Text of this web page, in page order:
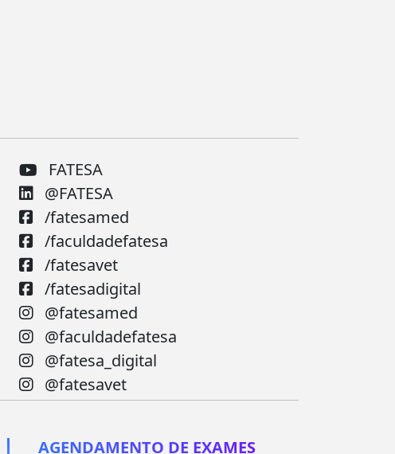
FATESA
@FATESA
/fatesamed
/faculdadefatesa
/fatesavet
/fatesadigital
@fatesamed
@faculdadefatesa
@fatesa_digital
@fatesavet
AGENDAMENTO DE EXAMES